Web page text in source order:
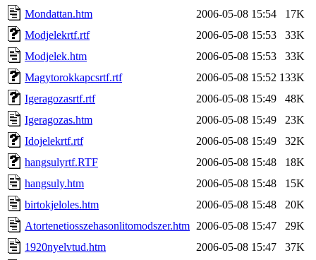
Mondattan.htm
2006-05-08 15:54
17K
Modjelekrtf.rtf
2006-05-08 15:53
33K
Modjelek.htm
2006-05-08 15:53
33K
Magytorokkapcsrtf.rtf
2006-05-08 15:52 133K
Igeragozasrtf.rtf
2006-05-08 15:49
48K
Igeragozas.htm
2006-05-08 15:49
23K
Idojelekrtf.rtf
2006-05-08 15:49
32K
hangsulyrtf.RTF
2006-05-08 15:48
18K
hangsuly.htm
2006-05-08 15:48
15K
birtokjeloles.htm
2006-05-08 15:48
20K
Atortenetiosszehasonlitomodszer.htm 2006-05-08 15:47
29K
1920nyelvtud.htm
2006-05-08 15:47
37K